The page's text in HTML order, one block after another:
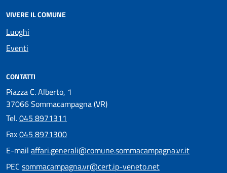
VIVERE IL COMUNE
Luoghi
Eventi
CONTATTI
Piazza C. Alberto, 1
37066 Sommacampagna (VR)
Tel.045 8971311
Fax045 8971300
E-mail affari.generali@comune.sommacampagna.vr.it
PEC sommacampagna.vr@cert.ip-veneto.net